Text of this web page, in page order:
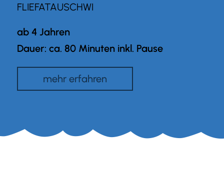
FLIEFATAUSCHWI
ab 4 Jahren
Dauer: ca. 80 Minuten inkl. Pause
mehr erfahren